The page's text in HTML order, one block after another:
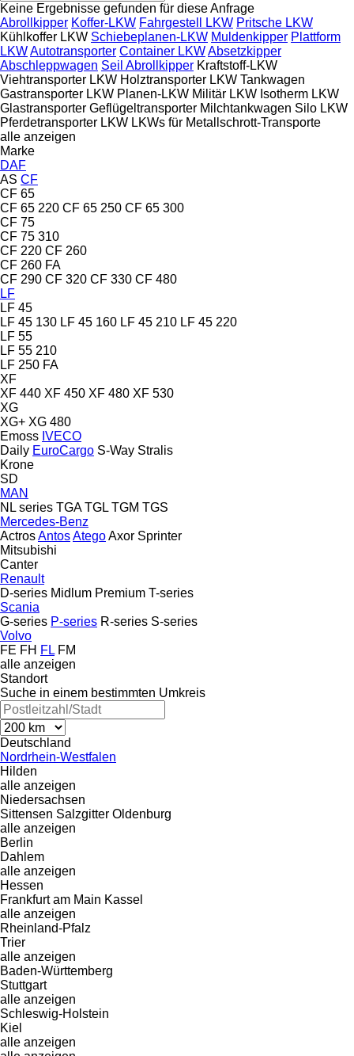
Keine Ergebnisse gefunden für diese Anfrage
Abrollkipper Koffer-LKW Fahrgestell LKW Pritsche LKW
Kühlkoffer LKW Schiebeplanen-LKW Muldenkipper Plattform
LKWAutotransporter Container LKWAbsetzkipper
Abschleppwagen Seil Abrollkipper Kraftstoff-LKW
Viehtransporter LKW Holztransporter LKW Tankwagen
Gastransporter LKW Planen-LKW Militär LKW Isotherm LKW
Glastransporter Geflügeltransporter Milchtankwagen Silo LKW
Pferdetransporter LKW LKWs für Metallschrott-Transporte
alle anzeigen
Marke
DAF
AS CF
CF 65
CF 65 220 CF 65 250 CF 65 300
CF 75
CF 75 310
CF 220 CF 260
CF 260 FA
CF 290 CF 320 CF 330 CF 480
LF
LF 45
LF 45 130 LF 45 160 LF 45 210 LF 45 220
LF 55
LF 55 210
LF 250 FA
XF
XF 440 XF 450 XF 480 XF 530
XG
XG+ XG 480
Emoss IVECO
Daily EuroCargo S-Way Stralis
Krone
SD
MAN
NL series TGA TGL TGM TGS
Mercedes-Benz
ActrosAntosAtegoAxor Sprinter
Mitsubishi
Canter
Renault
D-series Midlum Premium T-series
Scania
G-series P-series R-series S-series
Volvo
FE FH FL FM
alle anzeigen
Standort
Suche in einem bestimmten Umkreis
Deutschland
Nordrhein-Westfalen
Hilden
alle anzeigen
Niedersachsen
Sittensen Salzgitter Oldenburg
alle anzeigen
Berlin
Dahlem
alle anzeigen
Hessen
Frankfurt am Main Kassel
alle anzeigen
Rheinland-Pfalz
Trier
alle anzeigen
Baden-Württemberg
Stuttgart
alle anzeigen
Schleswig-Holstein
Kiel
alle anzeigen